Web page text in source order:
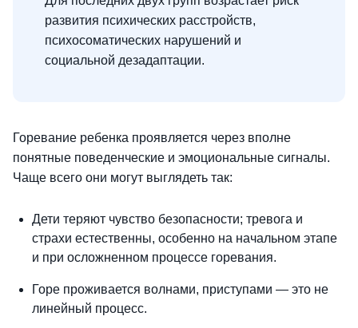
развития психических расстройств,
психосоматических нарушений и
социальной дезадаптации.
Горевание ребенка проявляется через вполне
понятные поведенческие и эмоциональные сигналы.
Чаще всего они могут выглядеть так:
Дети теряют чувство безопасности; тревога и
страхи естественны, особенно на начальном этапе
и при осложненном процессе горевания.
Горе проживается волнами, приступами — это не
линейный процесс.